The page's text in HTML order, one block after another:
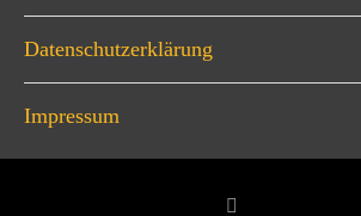
Datenschutzerklärung
Impressum